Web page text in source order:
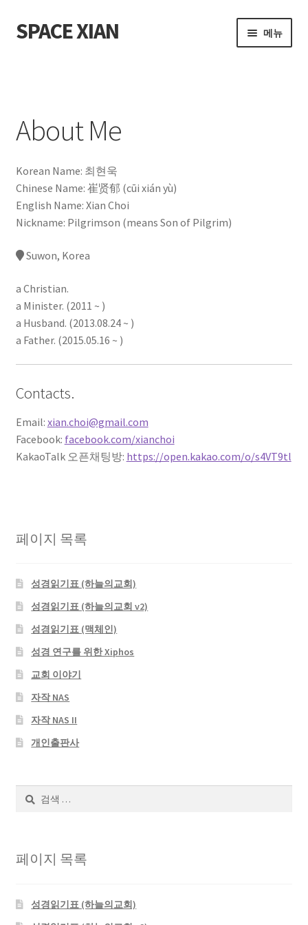
탐
색
뛰
컨
텐
뛰
SPACE XIAN 메뉴
Bible Reading Schedule
Bible Reading Schedule (McCheyne)
Bible Reading Schedule v2
Post
개인출판사
성경 연구를 위한 Xiphos
자작 NAS II
About Me
Korean Name: 최현욱
Chinese Name: 崔贤郁 (cūi xián yù)
English Name: Xian Choi
Nickname: Pilgrimson (means Son of Pilgrim)
Suwon, Korea
a Christian.
a Minister. (2011 ~ )
a Husband. (2013.08.24 ~ )
a Father. (2015.05.16 ~ )
Contacts.
Email: xian.choi@gmail.com
Facebook: facebook.com/xianchoi
KakaoTalk 오픈채팅방: https://open.kakao.com/o/s4VT9tl
페이지 목록
성경읽기표 (하늘의교회)
성경읽기표 (하늘의교회 v2)
성경읽기표 (맥체인)
성경 연구를 위한 Xiphos
교회 이야기
자작 NAS
자작 NAS II
개인출판사
페이지 목록
성경읽기표 (하늘의교회)